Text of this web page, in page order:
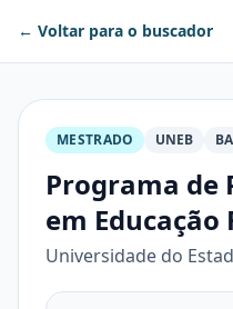
← Voltar para o buscador
MESTRADO UNEB BA
Programa de
em Educação
Universidade do